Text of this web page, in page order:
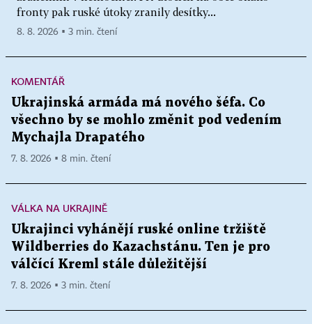
fronty pak ruské útoky zranily desítky...
8. 8. 2026 ▪ 3 min. čtení
KOMENTÁŘ
Ukrajinská armáda má nového šéfa. Co
všechno by se mohlo změnit pod vedením
Mychajla Drapatého
7. 8. 2026 ▪ 8 min. čtení
VÁLKA NA UKRAJINĚ
Ukrajinci vyhánějí ruské online tržiště
Wildberries do Kazachstánu. Ten je pro
válčící Kreml stále důležitější
7. 8. 2026 ▪ 3 min. čtení